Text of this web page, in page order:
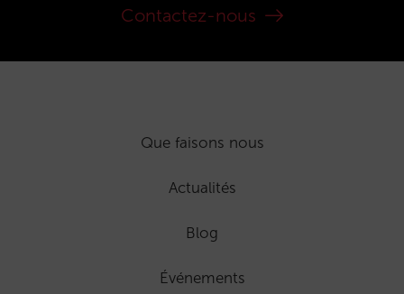
Contactez-nous
Que faisons nous
Actualités
Blog
Événements